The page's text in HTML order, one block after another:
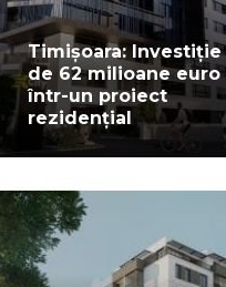
Timișoara: Investiție
de 62 milioane euro
într-un proiect
rezidențial